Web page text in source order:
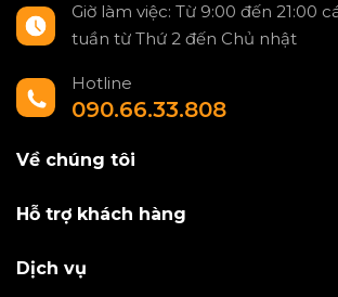
Giờ làm việc: Từ 9:00 đến 21:00
tuần từ Thứ 2 đến Chủ nhật
Hotline
090.66.33.808
Về chúng tôi
Hỗ trợ khách hàng
Dịch vụ